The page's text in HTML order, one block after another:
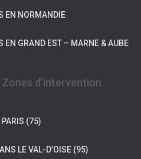
EN NORMANDIE
EN GRAND EST – MARNE & AUBE
d’intervention
(75)
LE VAL-D’OISE (95)